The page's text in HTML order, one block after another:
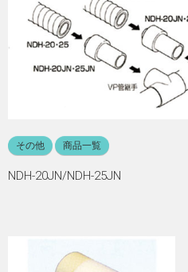
その他 商品一覧
NDH-20JN/NDH-25JN